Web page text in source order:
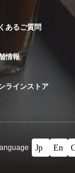
あるご質問
情報
ラインストア